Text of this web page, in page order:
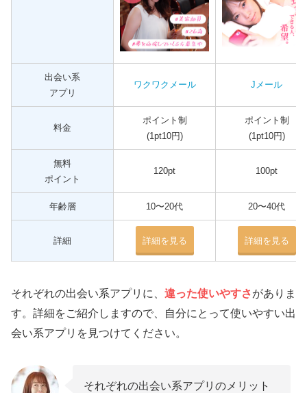
出会い系
アプリ
ワクワクメール Jメール
料金
ポイント制
(1pt10円)
ポイント制
(1pt10円)
無料
ポイント
120pt 100pt
年齢層 10〜20代 20〜40代
詳細 詳細を見る 詳細を見る
それぞれの出会い系アプリに、 違った使いやすさがありま
す。詳細をご紹介しますので、自分にとって使いやすい出
会い系アプリを見つけてください。
それぞれの出会い系アプリのメリット